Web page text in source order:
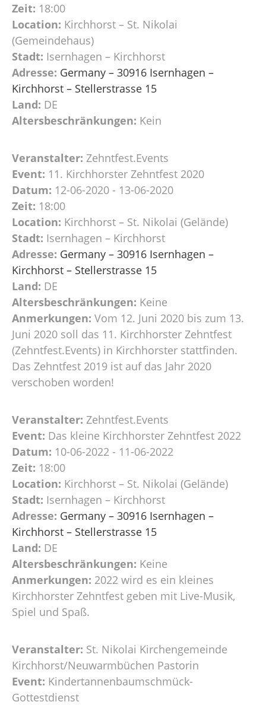
Zeit: 18:00
Location: Kirchhorst – St. Nikolai
(Gemeindehaus)
Stadt: Isernhagen – Kirchhorst
Adresse: Germany – 30916 Isernhagen –
Kirchhorst – Stellerstrasse 15
Land: DE
Altersbeschränkungen: Kein
Veranstalter: Zehntfest.Events
Event: 11. Kirchhorster Zehntfest 2020
Datum: 12-06-2020 - 13-06-2020
Zeit: 18:00
Location: Kirchhorst – St. Nikolai (Gelände)
Stadt: Isernhagen – Kirchhorst
Adresse: Germany – 30916 Isernhagen –
Kirchhorst – Stellerstrasse 15
Land: DE
Altersbeschränkungen: Keine
Anmerkungen: Vom 12. Juni 2020 bis zum 13.
Juni 2020 soll das 11. Kirchhorster Zehntfest
(Zehntfest.Events) in Kirchhorster stattfinden.
Das Zehntfest 2019 ist auf das Jahr 2020
verschoben worden!
Veranstalter: Zehntfest.Events
Event: Das kleine Kirchhorster Zehntfest 2022
Datum: 10-06-2022 - 11-06-2022
Zeit: 18:00
Location: Kirchhorst – St. Nikolai (Gelände)
Stadt: Isernhagen – Kirchhorst
Adresse: Germany – 30916 Isernhagen –
Kirchhorst – Stellerstrasse 15
Land: DE
Altersbeschränkungen: Keine
Anmerkungen: 2022 wird es ein kleines
Kirchhorster Zehntfest geben mit Live-Musik,
Spiel und Spaß.
Veranstalter: St. Nikolai Kirchengemeinde
Kirchhorst/Neuwarmbüchen Pastorin
Event: Kindertannenbaumschmück-
Gottestdienst